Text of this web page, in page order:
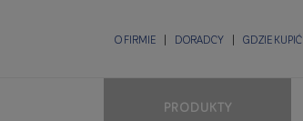
O FIRMIE DORADCY GDZIE KUPIĆ
PRODUKTY